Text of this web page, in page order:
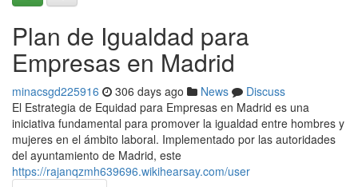
Plan de Igualdad para
Empresas en Madrid
minacsgd225916 306 days ago News
Discuss
El Estrategia de Equidad para Empresas en Madrid es una
iniciativa fundamental para promover la igualdad entre hombres y
mujeres en el ámbito laboral. Implementado por las autoridades
del ayuntamiento de Madrid, este
https://rajanqzmh639696.wikihearsay.com/user